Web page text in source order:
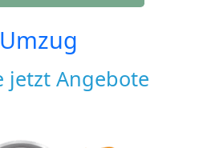
jetzt Angebote